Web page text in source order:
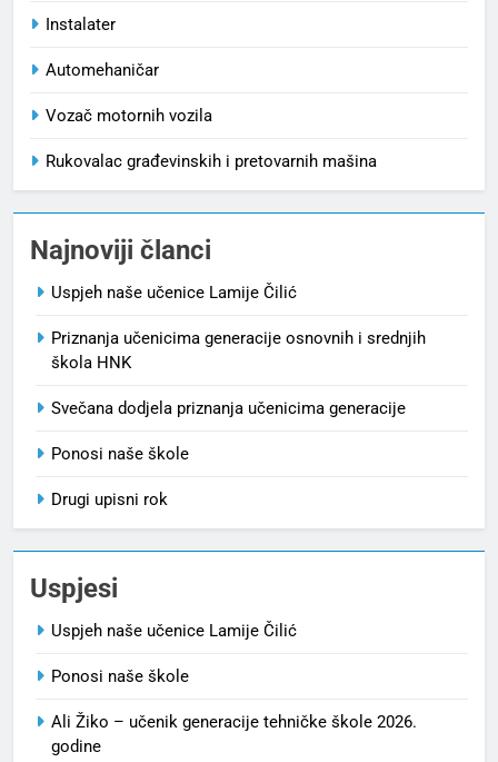
Instalater
Automehaničar
Vozač motornih vozila
Rukovalac građevinskih i pretovarnih mašina
Najnoviji članci
Uspjeh naše učenice Lamije Čilić
Priznanja učenicima generacije osnovnih i srednjih
škola HNK
Svečana dodjela priznanja učenicima generacije
Ponosi naše škole
Drugi upisni rok
Uspjesi
Uspjeh naše učenice Lamije Čilić
Ponosi naše škole
Ali Žiko – učenik generacije tehničke škole 2026.
godine